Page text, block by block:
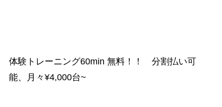
体験トレーニング60min 無料！！ 分割払い可
能、月々¥4,000台~